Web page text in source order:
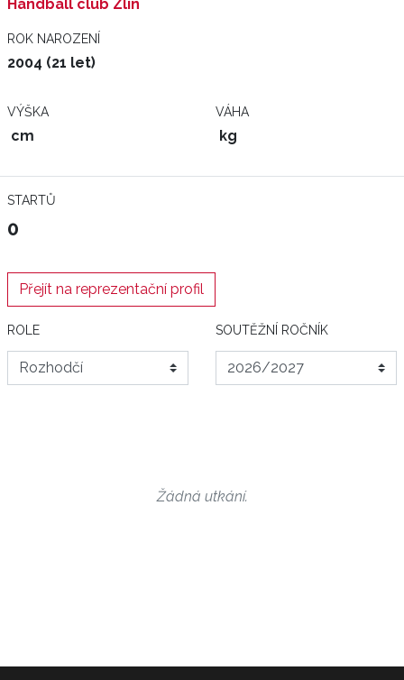
Handball club Zlín
ROK NAROZENÍ
2004 (21 let)
VÝŠKA
cm
VÁHA
kg
STARTŮ
0
Přejít na reprezentační profil
ROLE SOUTĚŽNÍ ROČNÍK
Žádná utkání.